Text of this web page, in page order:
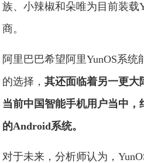
族、小辣椒和朵唯为目前装载
商。
阿里巴巴希望阿里YunOS系
的选择，其还面临着另一更大
当前中国智能手机用户当中
的Android系统。
对于未来，分析师认为，